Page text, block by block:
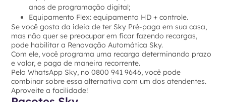
anos de programação digital;
Equipamento Flex: equipamento HD + controle.
Se você gosta da ideia de ter Sky Pré-paga em sua casa,
mas não quer se preocupar em ficar fazendo recargas,
pode habilitar a Renovação Automática Sky.
Com ele, você programa uma recarga determinando prazo
e valor, e paga de maneira recorrente.
Pelo WhatsApp Sky, no 0800 941 9646, você pode
combinar sobre essa alternativa com um dos atendentes.
Aproveite a facilidade!